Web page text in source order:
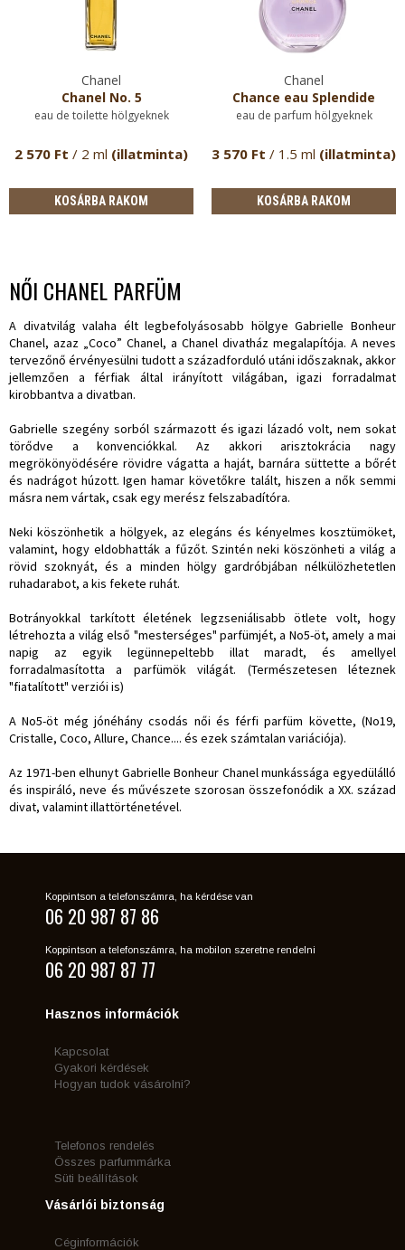
Chanel
Chanel No. 5
eau de toilette hölgyeknek
2 570 Ft / 2 ml (illatminta)
KOSÁRBA RAKOM
Chanel
Chance eau Splendide
eau de parfum hölgyeknek
3 570 Ft / 1.5 ml (illatminta)
KOSÁRBA RAKOM
NŐI CHANEL PARFÜM
A divatvilág valaha élt legbefolyásosabb hölgye Gabrielle Bonheur
Chanel, azaz „Coco” Chanel, a Chanel divatház megalapítója. A neves
tervezőnő érvényesülni tudott a századforduló utáni időszaknak, akkor
jellemzően a férfiak által irányított világában, igazi forradalmat
kirobbantva a divatban.
Gabrielle szegény sorból származott és igazi lázadó volt, nem sokat
törődve a konvenciókkal. Az akkori arisztokrácia nagy
megrökönyödésére rövidre vágatta a haját, barnára süttette a bőrét
és nadrágot húzott. Igen hamar követőkre talált, hiszen a nők semmi
másra nem vártak, csak egy merész felszabadítóra.
Neki köszönhetik a hölgyek, az elegáns és kényelmes kosztümöket,
valamint, hogy eldobhatták a fűzőt. Szintén neki köszönheti a világ a
rövid szoknyát, és a minden hölgy gardróbjában nélkülözhetetlen
ruhadarabot, a kis fekete ruhát.
Botrányokkal tarkított életének legzseniálisabb ötlete volt, hogy
létrehozta a világ első "mesterséges" parfümjét, a No5-öt, amely a mai
napig az egyik legünnepeltebb illat maradt, és amellyel
forradalmasította a parfümök világát. (Természetesen léteznek
"fiatalított" verziói is)
A No5-öt még jónéhány csodás női és férfi parfüm követte, (No19,
Cristalle, Coco, Allure, Chance.... és ezek számtalan variációja).
Az 1971-ben elhunyt Gabrielle Bonheur Chanel munkássága egyedülálló
és inspiráló, neve és művészete szorosan összefonódik a XX. század
divat, valamint illattörténetével.
Koppintson a telefonszámra, ha kérdése van
06 20 987 87 86
Koppintson a telefonszámra, ha mobilon szeretne rendelni
06 20 987 87 77
Hasznos információk
Kapcsolat
Gyakori kérdések
Hogyan tudok vásárolni?
Telefonos rendelés
Összes parfummárka
Süti beállítások
Vásárlói biztonság
Céginformációk